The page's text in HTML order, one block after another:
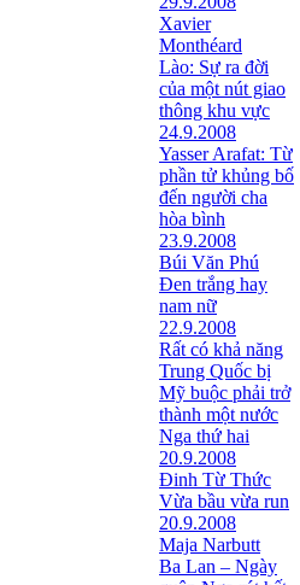
Xavier
Monthéard
Lào: Sự ra đời
của một nút giao
thông khu vực
24.9.2008
Yasser Arafat: Từ
phần tử khủng bố
đến người cha
hòa bình
23.9.2008
Búi Văn Phú
Đen trắng hay
nam nữ
22.9.2008
Rất có khả năng
Trung Quốc bị
Mỹ buộc phải trở
thành một nước
Nga thứ hai
20.9.2008
Đinh Từ Thức
Vừa bầu vừa run
20.9.2008
Maja Narbutt
Ba Lan – Ngày